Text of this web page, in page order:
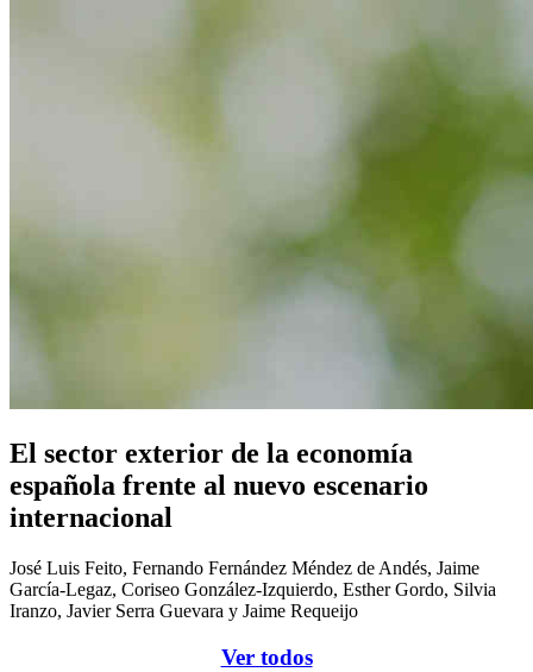
El sector exterior de la economía
española frente al nuevo escenario
internacional
José Luis Feito, Fernando Fernández Méndez de Andés, Jaime
García-Legaz, Coriseo González-Izquierdo, Esther Gordo, Silvia
Iranzo, Javier Serra Guevara y Jaime Requeijo
Ver todos